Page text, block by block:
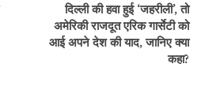
दिल्ली की हवा हुई ‘जहरीली’, तो
अमेरिकी राजदूत एरिक गार्सेटी को
आई अपने देश की याद, जानिए क्या
कहा?